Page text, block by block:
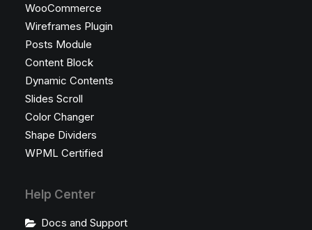
WooCommerce
Wireframes Plugin
Posts Module
Content Block
Dynamic Contents
Slides Scroll
Color Changer
Shape Dividers
WPML Certified
Help Center
Docs and Support